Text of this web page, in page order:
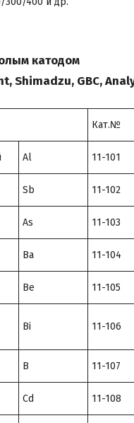
катодом
Shimadzu, GBC,
Кат.№
Al 11-101
Sb 11-102
As 11-103
Ba 11-104
Be 11-105
Bi 11-106
B 11-107
Cd 11-108